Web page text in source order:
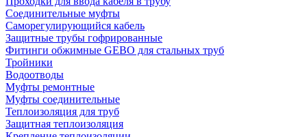
Соединительные муфты
Саморегулирующийся кабель
Защитные трубы гофрированные
Фитинги обжимные GEBO для стальных труб
Тройники
Водоотводы
Муфты ремонтные
Муфты соединительные
Теплоизоляция для труб
Защитная теплоизоляция